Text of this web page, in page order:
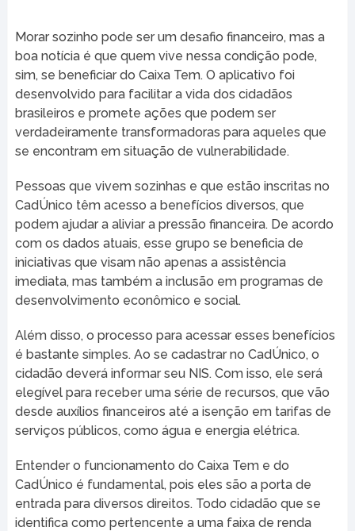
Morar sozinho pode ser um desafio financeiro, mas a
boa notícia é que quem vive nessa condição pode,
sim, se beneficiar do Caixa Tem. O aplicativo foi
desenvolvido para facilitar a vida dos cidadãos
brasileiros e promete ações que podem ser
verdadeiramente transformadoras para aqueles que
se encontram em situação de vulnerabilidade.
Pessoas que vivem sozinhas e que estão inscritas no
CadÚnico têm acesso a benefícios diversos, que
podem ajudar a aliviar a pressão financeira. De acordo
com os dados atuais, esse grupo se beneficia de
iniciativas que visam não apenas a assistência
imediata, mas também a inclusão em programas de
desenvolvimento econômico e social.
Além disso, o processo para acessar esses benefícios
é bastante simples. Ao se cadastrar no CadÚnico, o
cidadão deverá informar seu NIS. Com isso, ele será
elegível para receber uma série de recursos, que vão
desde auxílios financeiros até a isenção em tarifas de
serviços públicos, como água e energia elétrica.
Entender o funcionamento do Caixa Tem e do
CadÚnico é fundamental, pois eles são a porta de
entrada para diversos direitos. Todo cidadão que se
identifica como pertencente a uma faixa de renda